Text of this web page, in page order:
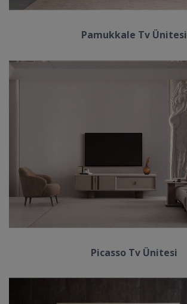
Pamukkale Tv Ünitesi
Picasso Tv Ünitesi